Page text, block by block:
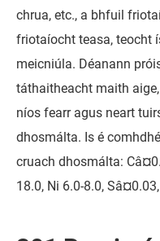
chrua, etc., a bhfuil
friotaíocht teasa, teocht
meicniúla. Déanann
táthaitheacht maith
níos fearr agus neart
dhosmálta. Is é
cruach dhosmálta:
18.0, Ni 6.0-8.0,